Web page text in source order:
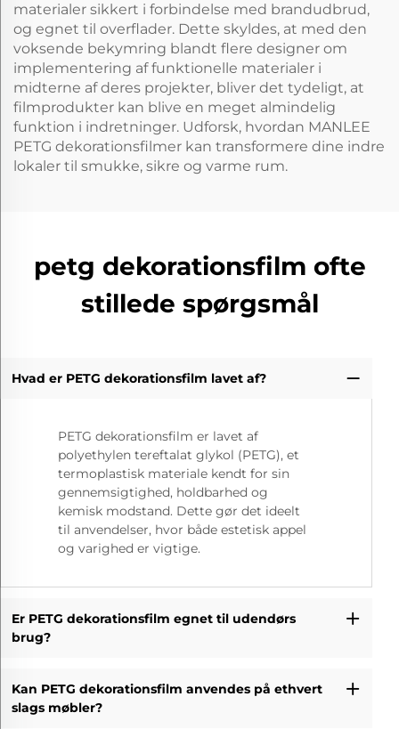
materialer sikkert i forbindelse med brandudbrud,
og egnet til overflader. Dette skyldes, at med den
voksende bekymring blandt flere designer om
implementering af funktionelle materialer i
midterne af deres projekter, bliver det tydeligt, at
filmprodukter kan blive en meget almindelig
funktion i indretninger. Udforsk, hvordan MANLEE
PETG dekorationsfilmer kan transformere dine indre
lokaler til smukke, sikre og varme rum.
petg dekorationsfilm ofte
stillede spørgsmål
Hvad er PETG dekorationsfilm lavet af?
PETG dekorationsfilm er lavet af
polyethylen tereftalat glykol (PETG), et
termoplastisk materiale kendt for sin
gennemsigtighed, holdbarhed og
kemisk modstand. Dette gør det ideelt
til anvendelser, hvor både estetisk appel
og varighed er vigtige.
Er PETG dekorationsfilm egnet til udendørs
brug?
Kan PETG dekorationsfilm anvendes på ethvert
slags møbler?